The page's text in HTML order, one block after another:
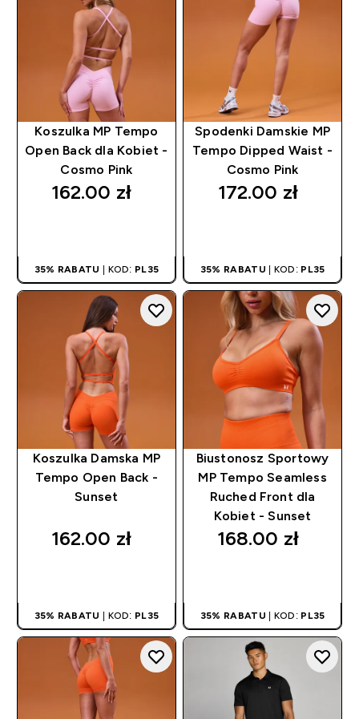
Koszulka MP Tempo
Open Back dla Kobiet -
Cosmo Pink
162.00 zł‎
35% RABATU | KOD: PL35
Spodenki Damskie MP
Tempo Dipped Waist -
Cosmo Pink
172.00 zł‎
35% RABATU | KOD: PL35
Koszulka Damska MP
Tempo Open Back -
Sunset
162.00 zł‎
35% RABATU | KOD: PL35
Biustonosz Sportowy
MP Tempo Seamless
Ruched Front dla
Kobiet - Sunset
168.00 zł‎
35% RABATU | KOD: PL35